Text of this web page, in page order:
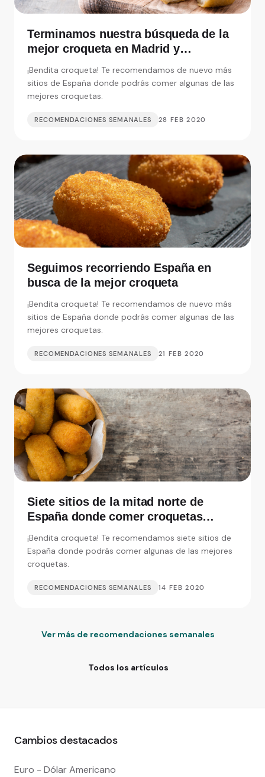
Terminamos nuestra búsqueda de la
mejor croqueta en Madrid y
¡Bendita croqueta! Te recomendamos de nuevo más
sitios de España donde podrás comer algunas de las
mejores croquetas.
RECOMENDACIONES SEMANALES 28 FEB 2020
Seguimos recorriendo España en
busca de la mejor croqueta
¡Bendita croqueta! Te recomendamos de nuevo más
sitios de España donde podrás comer algunas de las
mejores croquetas.
RECOMENDACIONES SEMANALES 21 FEB 2020
Siete sitios de la mitad norte de
España donde comer croquetas
¡Bendita croqueta! Te recomendamos siete sitios de
España donde podrás comer algunas de las mejores
croquetas.
RECOMENDACIONES SEMANALES 14 FEB 2020
Ver más de recomendaciones semanales
Todos los artículos
Cambios destacados
Euro - Dólar Americano